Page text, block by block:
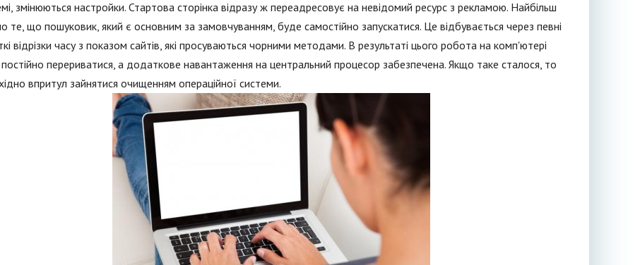
змінюються настройки. Стартова сторінка відразу ж переадресовує на невідомий ресурс з рекламою. Найбільш
те, що пошуковик, який є основним за замовчуванням, буде самостійно запускатися. Це відбувається через певні
відрізки часу з показом сайтів, які просуваються чорними методами. В результаті цього робота на комп'ютері
перериватися, а додаткове навантаження на центральний процесор забезпечена. Якщо таке сталося, то
впритул зайнятися очищенням операційної системи.